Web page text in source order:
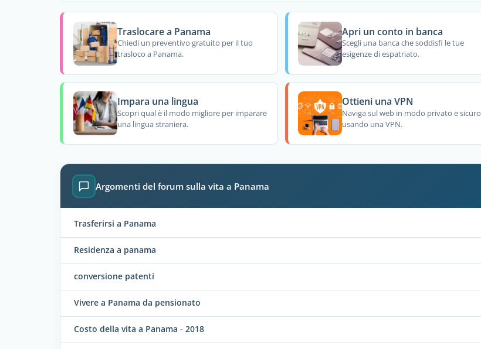
Traslocare a Panama
Chiedi un preventivo gratuito per il tuo
trasloco a Panama.
Apri un conto in banca
Scegli una banca che soddisfi le tue
esigenze di espatriato.
Impara una lingua
Scopri qual è il modo migliore per imparare
una lingua straniera.
Ottieni una VPN
Naviga sul web in modo privato e sicuro
usando una VPN.
Argomenti del forum sulla vita a Panama
Trasferirsi a Panama
Residenza a panama
conversione patenti
Vivere a Panama da pensionato
Costo della vita a Panama - 2018